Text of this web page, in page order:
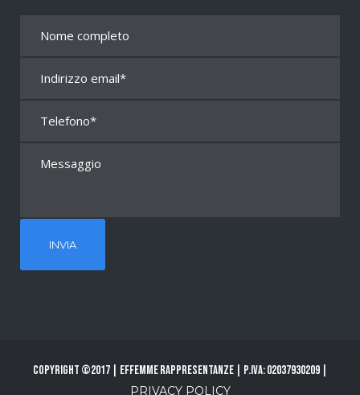
Copyright ©2017 | Effemme Rappresentanze | P.Iva: 02037930209 |
PRIVACY POLICY